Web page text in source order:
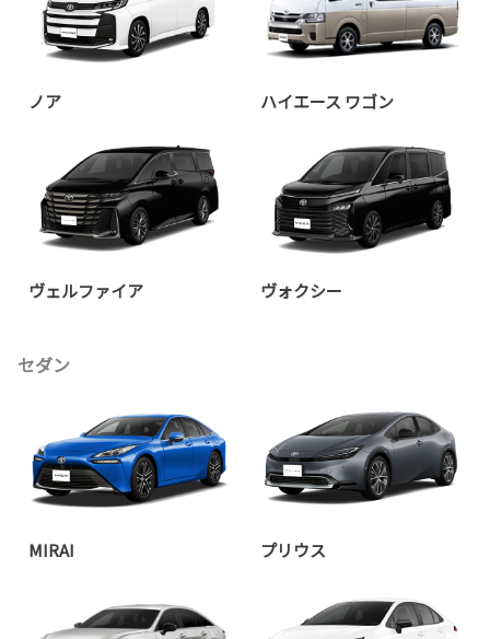
ノア ハイエース ワゴン
ヴェルファイア ヴォクシー
セダン
MIRAI プリウス